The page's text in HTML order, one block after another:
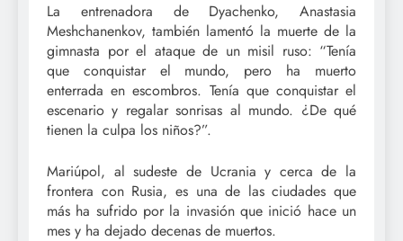
La entrenadora de Dyachenko, Anastasia
Meshchanenkov, también lamentó la muerte de la
gimnasta por el ataque de un misil ruso: “Tenía
que conquistar el mundo, pero ha muerto
enterrada en escombros. Tenía que conquistar el
escenario y regalar sonrisas al mundo. ¿De qué
tienen la culpa los niños?”.
Mariúpol, al sudeste de Ucrania y cerca de la
frontera con Rusia, es una de las ciudades que
más ha sufrido por la invasión que inició hace un
mes y ha dejado decenas de muertos.